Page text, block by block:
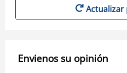
Actualizar
Envienos su opinión